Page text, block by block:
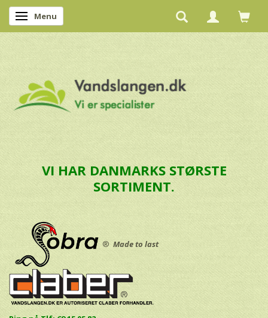
Skifte navigation
Menu
VI HAR DANMARKS STØRSTE
SORTIMENT.
® Made to last